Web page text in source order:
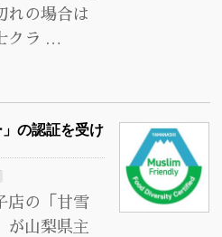
れの場合は
クラ …
」の認証を受け
店の「甘雪
が山梨県主